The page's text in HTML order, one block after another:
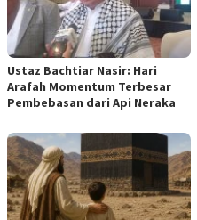
Ustaz Bachtiar Nasir: Hari
Arafah Momentum Terbesar
Pembebasan dari Api Neraka